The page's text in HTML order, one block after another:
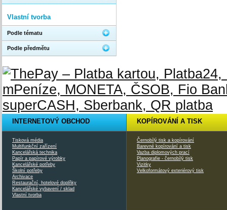
Vlastní tvorba
Podle tématu
Podle předmětu
INTERNETOVÝ OBCHOD
Tisková média
Multifunkční zařízení
Kancelářská technika
Papír a papírové výrobky
Kancelářské potřeby
Školní potřeby
Archivace
Restaurační, hotelové doplňky
Kancelářské vybavení / sklad
Vlastní tvorba
KOPÍROVÁNÍ A TISK
Černobílý tisk a kopírování
Barevné kopírování a tisk
Vazba diplomových prací
Planografie - černobílý tisk
Vizitky
Velkoformátový exteriérový tisk